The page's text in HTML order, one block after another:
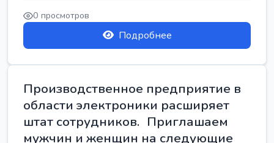
0 просмотров
Подробнее
Производственное предприятие в
области электроники расширяет
штат сотрудников. Приглашаем
мужчин и женщин на следующие